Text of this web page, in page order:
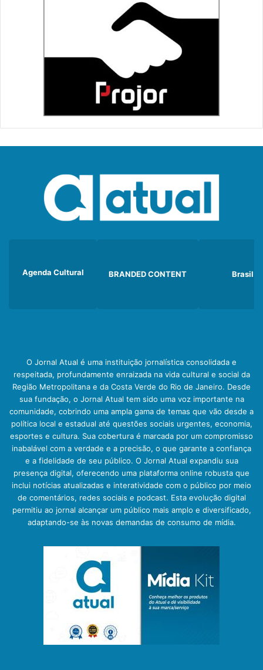
Agenda Cultural BRANDED CONTENT Brasil
O Jornal Atual é uma instituição jornalística consolidada e
respeitada, profundamente enraizada na vida cultural e social da
Região Metropolitana e da Costa Verde do Rio de Janeiro. Desde
sua fundação, o Jornal Atual tem sido uma voz importante na
comunidade, cobrindo uma ampla gama de temas que vão desde a
política local e estadual até questões sociais urgentes, economia,
esportes e cultura. Sua cobertura é marcada por um compromisso
inabalável com a verdade e a precisão, o que garante a confiança
e a fidelidade de seu público. O Jornal Atual expandiu sua
presença digital, oferecendo uma plataforma online robusta que
inclui notícias atualizadas e interatividade com o público por meio
de comentários, redes sociais e podcast. Esta evolução digital
permitiu ao jornal alcançar um público mais amplo e diversificado,
adaptando-se às novas demandas de consumo de mídia.